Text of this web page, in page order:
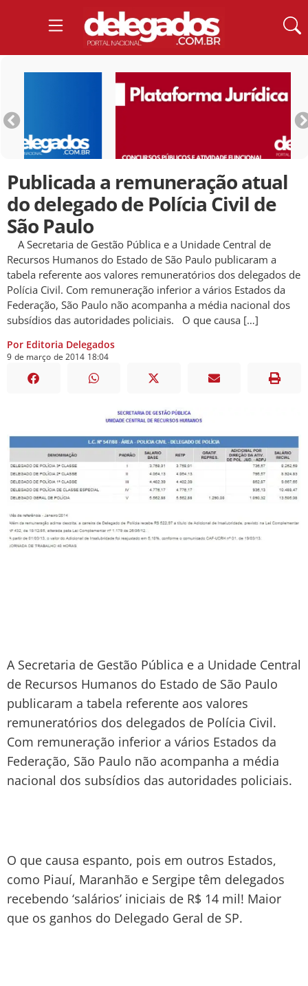
Publicada a remuneração atual
do delegado de Polícia Civil de
São Paulo
A Secretaria de Gestão Pública e a Unidade Central de
Recursos Humanos do Estado de São Paulo publicaram a
tabela referente aos valores remuneratórios dos delegados de
Polícia Civil. Com remuneração inferior a vários Estados da
Federação, São Paulo não acompanha a média nacional dos
subsídios das autoridades policiais. O que causa […]
Por Editoria Delegados
9 de março de 2014 18:04
A Secretaria de Gestão Pública e a Unidade Central
de Recursos Humanos do Estado de São Paulo
publicaram a tabela referente aos valores
remuneratórios dos delegados de Polícia Civil.
Com remuneração inferior a vários Estados da
Federação, São Paulo não acompanha a média
nacional dos subsídios das autoridades policiais.
O que causa espanto, pois em outros Estados,
como Piauí, Maranhão e Sergipe têm delegados
recebendo ‘salários’ iniciais de R$ 14 mil! Maior
que os ganhos do Delegado Geral de SP.